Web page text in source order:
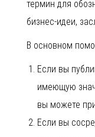
термин для
бизнес-идеи,
В основном
Если вы
имеющую
вы можете
Если вы